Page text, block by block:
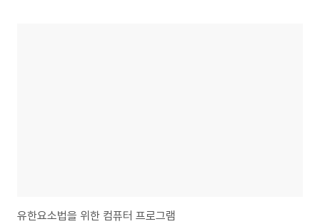
유한요소법을 위한 컴퓨터 프로그램